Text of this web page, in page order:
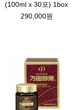
(100ml x 30포) 1box
290,000원